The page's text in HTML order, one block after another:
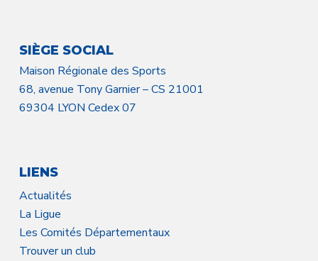
SIÈGE SOCIAL
Maison Régionale des Sports
68, avenue Tony Garnier – CS 21001
69304 LYON Cedex 07
LIENS
Actualités
La Ligue
Les Comités Départementaux
Trouver un club